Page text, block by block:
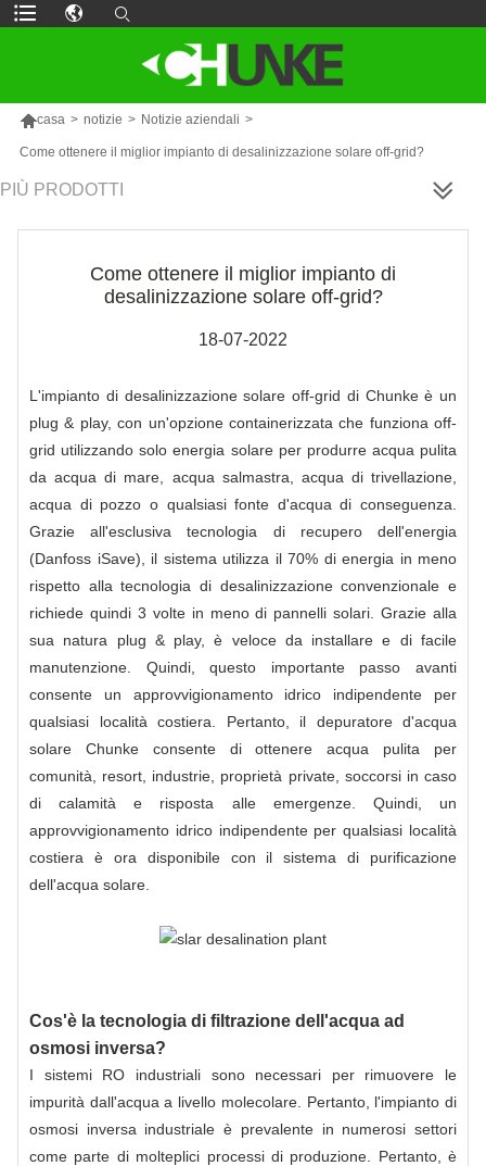
casa > notizie > Notizie aziendali >
Come ottenere il miglior impianto di desalinizzazione solare off-grid?
PIÙ PRODOTTI
Come ottenere il miglior impianto di
desalinizzazione solare off-grid?
18-07-2022
L'impianto di desalinizzazione solare off-grid di Chunke è un
plug & play, con un'opzione containerizzata che funziona off-
grid utilizzando solo energia solare per produrre acqua pulita
da acqua di mare, acqua salmastra, acqua di trivellazione,
acqua di pozzo o qualsiasi fonte d'acqua di conseguenza.
Grazie all'esclusiva tecnologia di recupero dell'energia
(Danfoss iSave), il sistema utilizza il 70% di energia in meno
rispetto alla tecnologia di desalinizzazione convenzionale e
richiede quindi 3 volte in meno di pannelli solari. Grazie alla
sua natura plug & play, è veloce da installare e di facile
manutenzione. Quindi, questo importante passo avanti
consente un approvvigionamento idrico indipendente per
qualsiasi località costiera. Pertanto, il depuratore d'acqua
solare Chunke consente di ottenere acqua pulita per
comunità, resort, industrie, proprietà private, soccorsi in caso
di calamità e risposta alle emergenze. Quindi, un
approvvigionamento idrico indipendente per qualsiasi località
costiera è ora disponibile con il sistema di purificazione
dell'acqua solare.
Cos'è la tecnologia di filtrazione dell'acqua ad
osmosi inversa?
I sistemi RO industriali sono necessari per rimuovere le
impurità dall'acqua a livello molecolare. Pertanto, l'impianto di
osmosi inversa industriale è prevalente in numerosi settori
come parte di molteplici processi di produzione. Pertanto, è